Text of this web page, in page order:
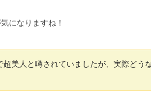
になりますね！
超美人と噂されていましたが、実際どう